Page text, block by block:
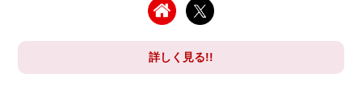
詳しく見る!!